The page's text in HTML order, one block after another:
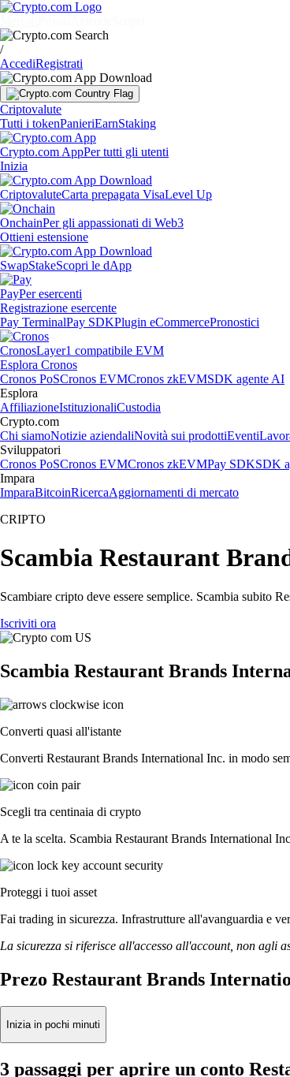
/
AccediRegistrati
Criptovalute
Tutti i tokenPanieriEarnStaking
Crypto.com AppPer tutti gli utenti
Inizia
CriptovaluteCarta prepagata VisaLevel Up
OnchainPer gli appassionati di Web3
Ottieni estensione
SwapStakeScopri le dApp
PayPer esercenti
Registrazione esercente
Pay TerminalPay SDKPlugin eCommercePronostici
CronosLayer1 compatibile EVM
Esplora Cronos
Cronos PoSCronos EVMCronos zkEVMSDK agente AI
Esplora
AffiliazioneIstituzionaliCustodia
Crypto.com
Chi siamoNotizie aziendaliNovità sui prodottiEventi
Sviluppatori
Cronos PoSCronos EVMCronos zkEVMPay SDKSDK
Impara
ImparaBitcoinRicercaAggiornamenti di mercato
CRIPTO
Scambia Restaurant
Scambiare cripto deve essere semplice. Scambia subito
Iscriviti ora
Scambia Restaurant Brands
Converti quasi all'istante
Converti Restaurant Brands International Inc. in modo
Scegli tra centinaia di crypto
A te la scelta. Scambia Restaurant Brands International
Proteggi i tuoi asset
Fai trading in sicurezza. Infrastrutture all'avanguardia e
La sicurezza si riferisce all'accesso all'account, non agli
Prezo Restaurant Brands
Inizia in pochi minuti
3 passaggi per aprire un conto